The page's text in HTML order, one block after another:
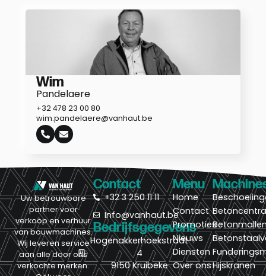
Wim
Pandelaere
+32 478 23 00 80
wim.pandelaere@vanhaut.be
Uw betrouwbare
partner voor
verkoop en verhuur
van bouwmachines.
Wij leveren service
aan alle door ons
verkochte merken.
Contact
+32 3 250 11 11
Info@vanhaut.be
Bedrijfsgegevens
Hogenakkerhoekstraat
4
9150 Kruibeke
Menu
Home
Contact
Promoties
Nieuws
Diensten
Over onsHijskranen